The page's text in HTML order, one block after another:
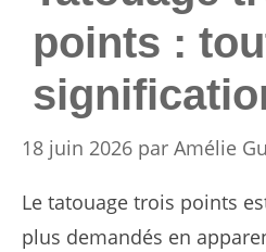
points :
18 juin 2026 par Amélie
Le tatouage trois points
plus demandés en